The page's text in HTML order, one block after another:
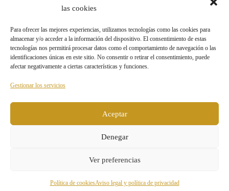
las cookies
Para ofrecer las mejores experiencias, utilizamos tecnologías como las cookies para
almacenar y/o acceder a la información del dispositivo. El consentimiento de estas
tecnologías nos permitirá procesar datos como el comportamiento de navegación o las
identificaciones únicas en este sitio. No consentir o retirar el consentimiento, puede
afectar negativamente a ciertas características y funciones.
Gestionar los servicios
Aceptar
Denegar
Ver preferencias
Política de cookiesAviso legal y política de privacidad
Fax: +34 941 152 157
Email:ayto@tudelilla.org
SEDE ELECTRÓNICA
Política de Cookies|Mapa web